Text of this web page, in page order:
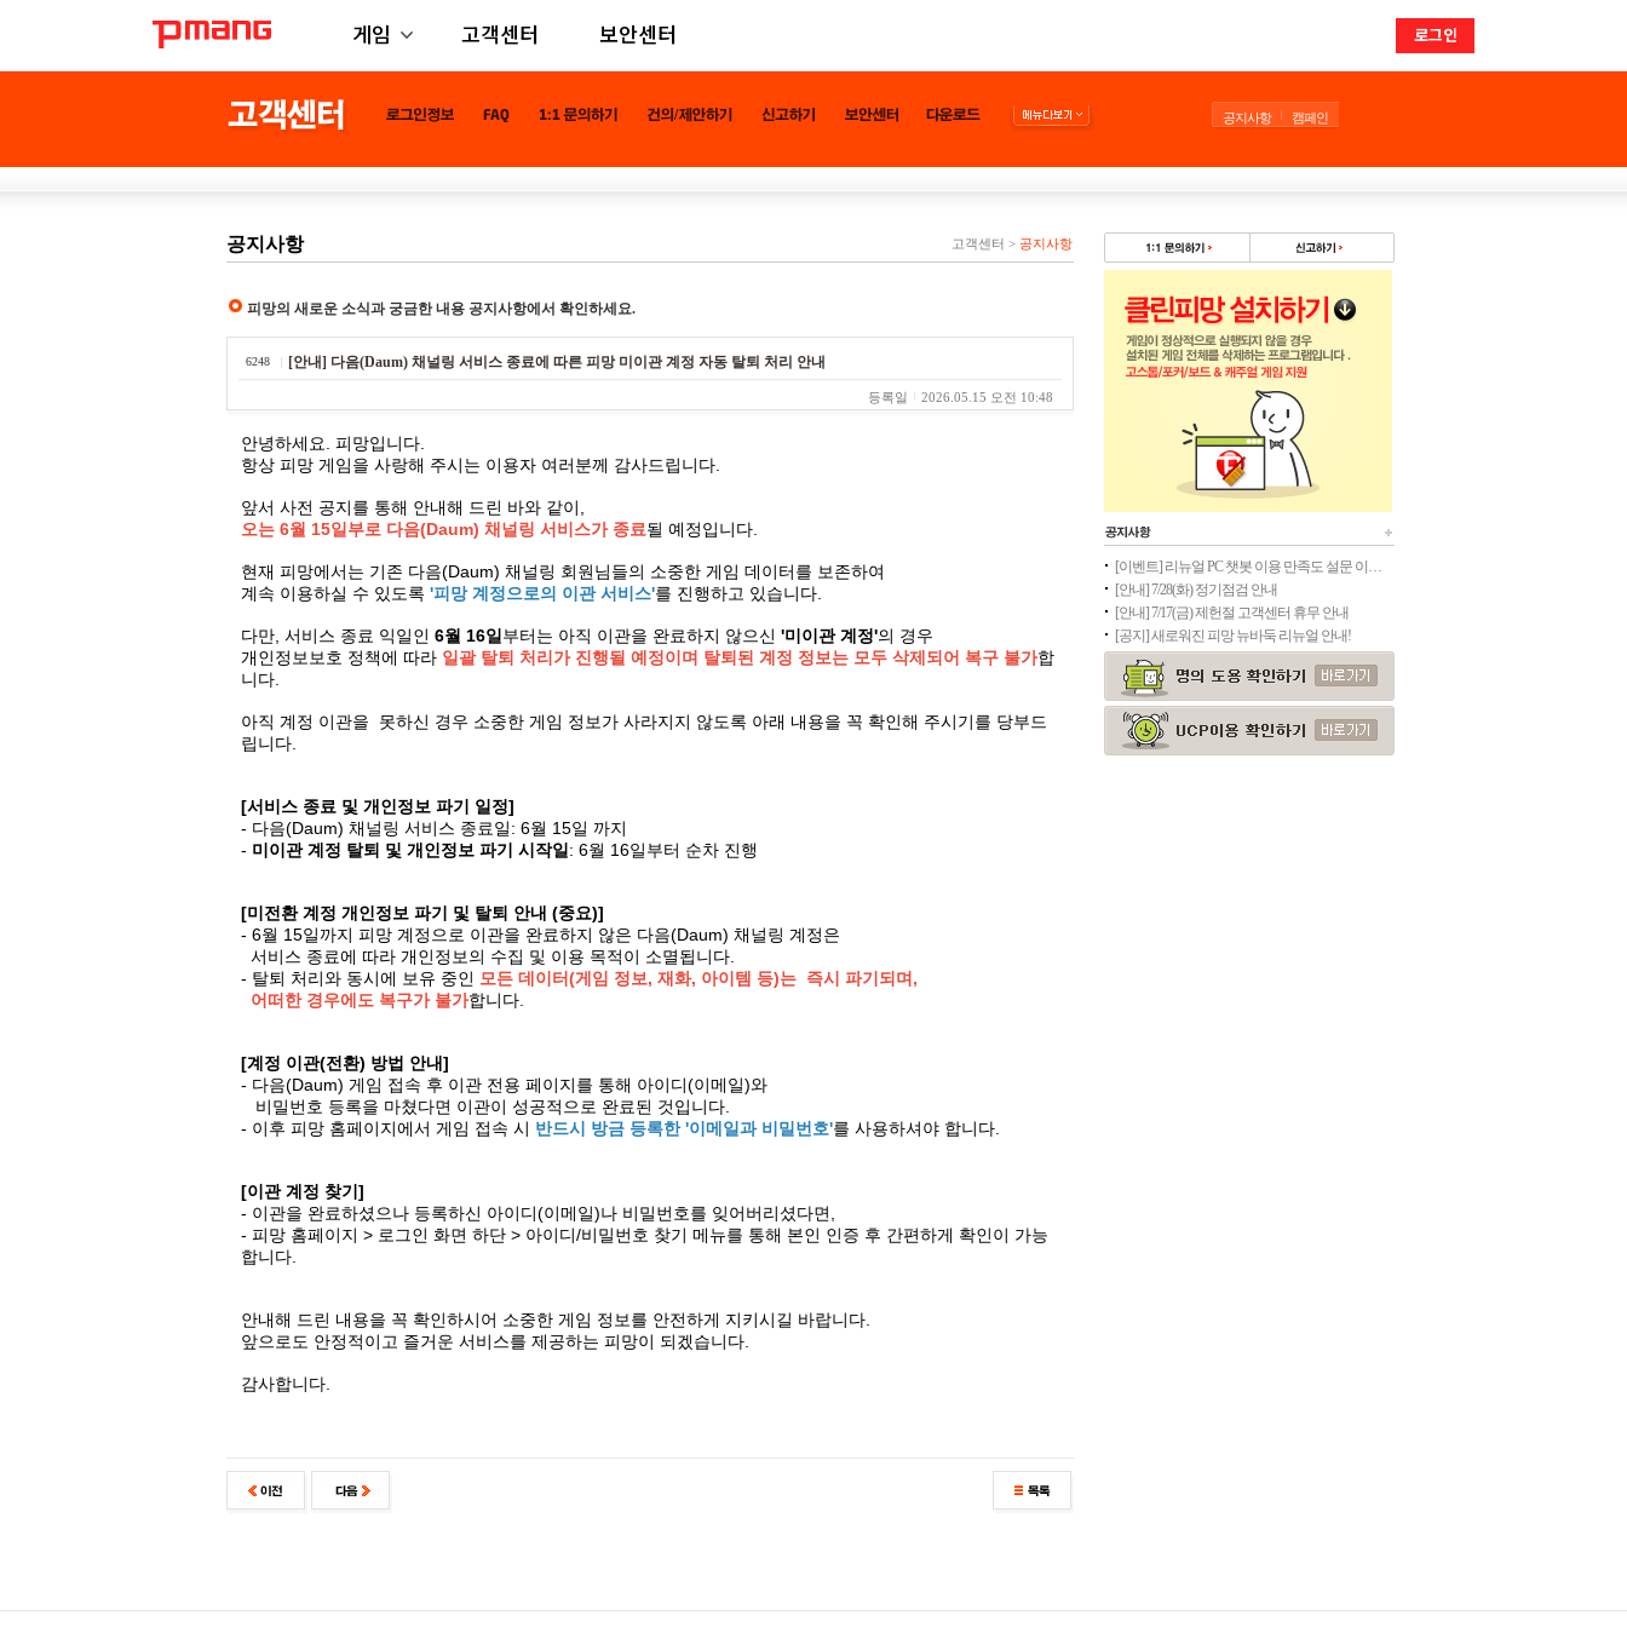
게임 고객센터 보안센터 로그인
공지사항 캠페인
공지사항 고객센터 > 공지사항
피망의 새로운 소식과 궁금한 내용 공지사항에서 확인하세요.
6248 [안내] 다음(Daum) 채널링 서비스 종료에 따른 피망 미이관 계정 자동 탈퇴 처리 안내
등록일 2026.05.15 오전 10:48
안녕하세요. 피망입니다.
항상 피망 게임을 사랑해 주시는 이용자 여러분께 감사드립니다.
앞서 사전 공지를 통해 안내해 드린 바와 같이,
오는 6월 15일부로 다음(Daum) 채널링 서비스가 종료될 예정입니다.
현재 피망에서는 기존 다음(Daum) 채널링 회원님들의 소중한 게임 데이터를 보존하여
계속 이용하실 수 있도록 '피망 계정으로의 이관 서비스'를 진행하고 있습니다.
다만, 서비스 종료 익일인 6월 16일 부터는 아직 이관을 완료하지 않으신 '미이관 계정'의 경우
개인정보보호 정책에 따라 일괄 탈퇴 처리가 진행될 예정이며 탈퇴된 계정 정보는 모두 삭제되어 복구 불가합
니다.
아직 계정 이관을 못하신 경우 소중한 게임 정보가 사라지지 않도록 아래 내용을 꼭 확인해 주시기를 당부드
립니다.
[서비스 종료 및 개인정보 파기 일정]
- 다음(Daum) 채널링 서비스 종료일: 6월 15일 까지
- 미이관 계정 탈퇴 및 개인정보 파기 시작일 : 6월 16일부터 순차 진행
[미전환 계정 개인정보 파기 및 탈퇴 안내 (중요)]
- 6월 15일까지 피망 계정으로 이관을 완료하지 않은 다음(Daum) 채널링 계정은
서비스 종료에 따라 개인정보의 수집 및 이용 목적이 소멸됩니다.
- 탈퇴 처리와 동시에 보유 중인 모든 데이터(게임 정보, 재화, 아이템 등)는 즉시 파기되며,
어떠한 경우에도 복구가 불가합니다.
[계정 이관(전환) 방법 안내]
- 다음(Daum) 게임 접속 후 이관 전용 페이지를 통해 아이디(이메일)와
비밀번호 등록을 마쳤다면 이관이 성공적으로 완료된 것입니다.
- 이후 피망 홈페이지에서 게임 접속 시 반드시 방금 등록한 '이메일과 비밀번호'를 사용하셔야 합니다.
[이관 계정 찾기]
- 이관을 완료하셨으나 등록하신 아이디(이메일)나 비밀번호를 잊어버리셨다면,
- 피망 홈페이지 > 로그인 화면 하단 > 아이디/비밀번호 찾기 메뉴를 통해 본인 인증 후 간편하게 확인이 가능
합니다.
안내해 드린 내용을 꼭 확인하시어 소중한 게임 정보를 안전하게 지키시길 바랍니다.
앞으로도 안정적이고 즐거운 서비스를 제공하는 피망이 되겠습니다.
감사합니다.
[이벤트] 리뉴얼 PC 챗봇 이용 만족도 설문 이벤트(종료)
[안내] 7/28(화) 정기점검 안내
[안내] 7/17(금) 제헌절 고객센터 휴무 안내
[공지] 새로워진 피망 뉴바둑 리뉴얼 안내!